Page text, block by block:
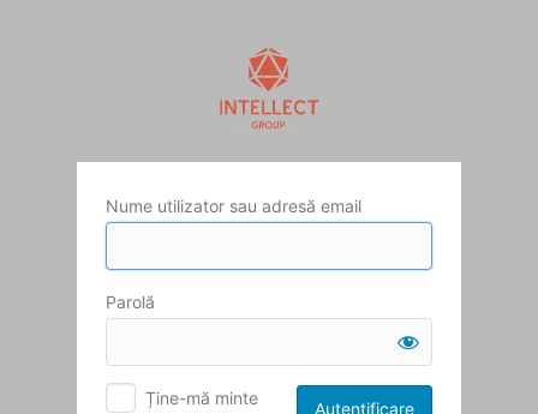
Nume utilizator sau adresă email
Parolă
Ține-mă minte